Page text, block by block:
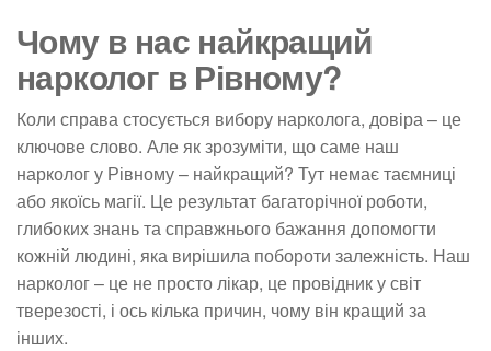
Чому в нас найкращий
нарколог в Рівному?
Коли справа стосується вибору нарколога, довіра – це
ключове слово. Але як зрозуміти, що саме наш
нарколог у Рівному – найкращий? Тут немає таємниці
або якоїсь магії. Це результат багаторічної роботи,
глибоких знань та справжнього бажання допомогти
кожній людині, яка вирішила побороти залежність. Наш
нарколог – це не просто лікар, це провідник у світ
тверезості, і ось кілька причин, чому він кращий за
інших.